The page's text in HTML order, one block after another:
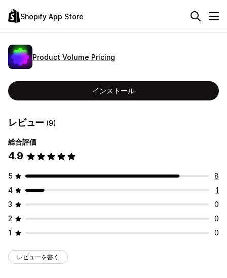
Shopify App Store
Product Volume Pricing
インストール
レビュー (9)
総合評価
4.9
5
8
4
1
3
0
2
0
1
0
レビューを書く